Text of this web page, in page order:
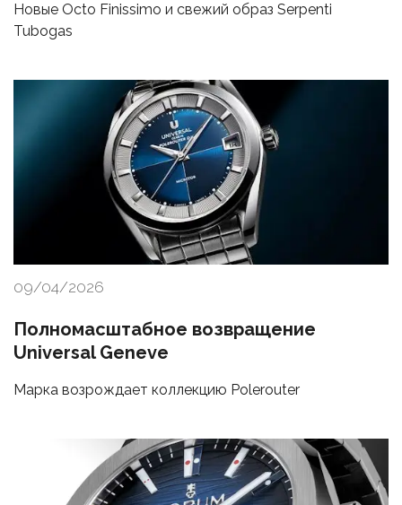
Новые Octo Finissimo и свежий образ Serpenti
Tubogas
09/04/2026
Полномасштабное возвращение
Universal Geneve
Марка возрождает коллекцию Polerouter